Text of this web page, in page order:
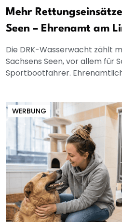
Mehr
Seen – Ehrenamt am
Die DRK-Wasserwacht zählt
Sachsens Seen, vor allem für
Sportbootfahrer.
WERBUNG